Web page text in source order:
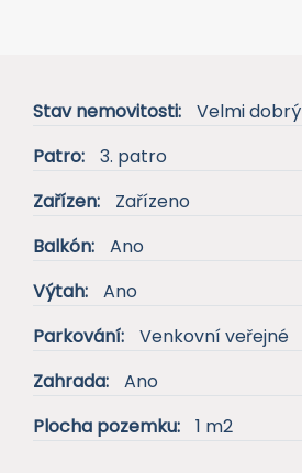
Stav nemovitosti:
Velmi dobrý
Patro:
3. patro
Zařízen:
Zařízeno
Balkón:
Ano
Výtah:
Ano
Parkování:
Venkovní veřejné
Zahrada:
Ano
Plocha pozemku:
1 m2